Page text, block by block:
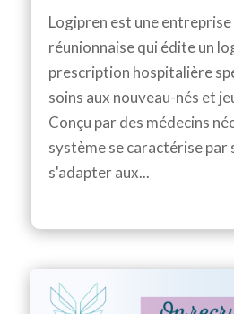
Logipren est une
réunionnaise qui édite un
prescription hospitalière
soins aux nouveau-nés et
Conçu par des médecins
système se caractérise par
s'adapter aux...